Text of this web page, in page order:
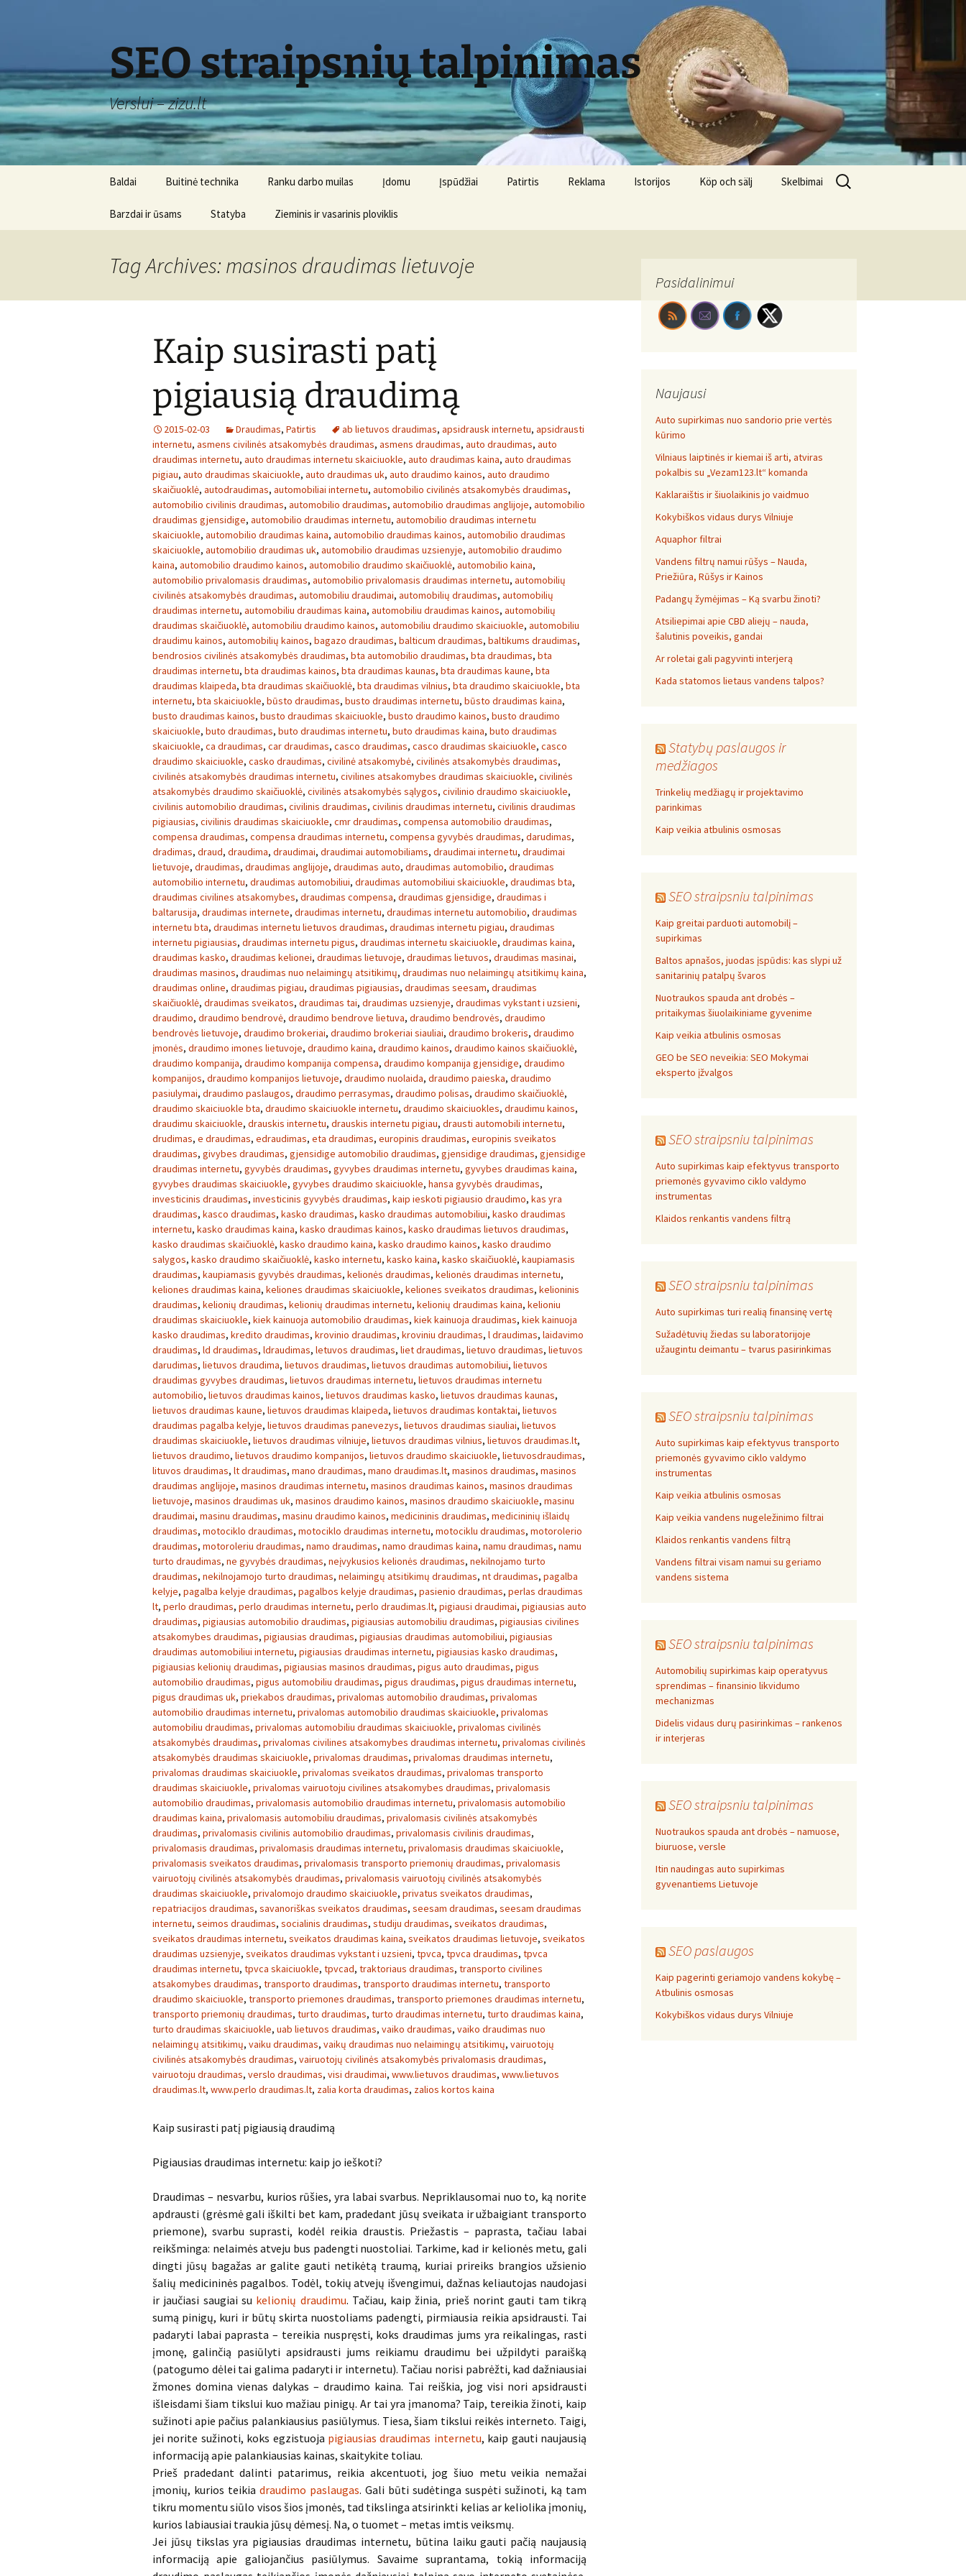
SEO straipsnių talpinimas
Verslui – zizu.lt
Baldai Buitinė technika Ranku darbo muilas Įdomu Įspūdžiai Patirtis Reklama Istorijos Köp och sälj Skelbimai
Barzdai ir ūsams Statyba Zieminis ir vasarinis ploviklis
Search
for:
Tag Archives: masinos draudimas lietuvoje
Kaip susirasti patį
pigiausią draudimą
2015-02-03 Draudimas, Patirtis ab lietuvos draudimas, apsidrausk internetu, apsidrausti
internetu, asmens civilinės atsakomybės draudimas, asmens draudimas, auto draudimas, auto
draudimas internetu, auto draudimas internetu skaiciuokle, auto draudimas kaina, auto draudimas
pigiau, auto draudimas skaiciuokle, auto draudimas uk, auto draudimo kainos, auto draudimo
skaičiuoklė, autodraudimas, automobiliai internetu, automobilio civilinės atsakomybės draudimas,
automobilio civilinis draudimas, automobilio draudimas, automobilio draudimas anglijoje, automobilio
draudimas gjensidige, automobilio draudimas internetu, automobilio draudimas internetu
skaiciuokle, automobilio draudimas kaina, automobilio draudimas kainos, automobilio draudimas
skaiciuokle, automobilio draudimas uk, automobilio draudimas uzsienyje, automobilio draudimo
kaina, automobilio draudimo kainos, automobilio draudimo skaičiuoklė, automobilio kaina,
automobilio privalomasis draudimas, automobilio privalomasis draudimas internetu, automobilių
civilinės atsakomybės draudimas, automobiliu draudimai, automobilių draudimas, automobilių
draudimas internetu, automobiliu draudimas kaina, automobiliu draudimas kainos, automobilių
draudimas skaičiuoklė, automobiliu draudimo kainos, automobiliu draudimo skaiciuokle, automobiliu
draudimu kainos, automobilių kainos, bagazo draudimas, balticum draudimas, baltikums draudimas,
bendrosios civilinės atsakomybės draudimas, bta automobilio draudimas, bta draudimas, bta
draudimas internetu, bta draudimas kainos, bta draudimas kaunas, bta draudimas kaune, bta
draudimas klaipeda, bta draudimas skaičiuoklė, bta draudimas vilnius, bta draudimo skaiciuokle, bta
internetu, bta skaiciuokle, būsto draudimas, busto draudimas internetu, būsto draudimas kaina,
busto draudimas kainos, busto draudimas skaiciuokle, busto draudimo kainos, busto draudimo
skaiciuokle, buto draudimas, buto draudimas internetu, buto draudimas kaina, buto draudimas
skaiciuokle, ca draudimas, car draudimas, casco draudimas, casco draudimas skaiciuokle, casco
draudimo skaiciuokle, casko draudimas, civilinė atsakomybė, civilinės atsakomybės draudimas,
civilinės atsakomybės draudimas internetu, civilines atsakomybes draudimas skaiciuokle, civilinės
atsakomybės draudimo skaičiuoklė, civilinės atsakomybės sąlygos, civilinio draudimo skaiciuokle,
civilinis automobilio draudimas, civilinis draudimas, civilinis draudimas internetu, civilinis draudimas
pigiausias, civilinis draudimas skaiciuokle, cmr draudimas, compensa automobilio draudimas,
compensa draudimas, compensa draudimas internetu, compensa gyvybės draudimas, darudimas,
dradimas, draud, draudima, draudimai, draudimai automobiliams, draudimai internetu, draudimai
lietuvoje, draudimas, draudimas anglijoje, draudimas auto, draudimas automobilio, draudimas
automobilio internetu, draudimas automobiliui, draudimas automobiliui skaiciuokle, draudimas bta,
draudimas civilines atsakomybes, draudimas compensa, draudimas gjensidige, draudimas i
baltarusija, draudimas internete, draudimas internetu, draudimas internetu automobilio, draudimas
internetu bta, draudimas internetu lietuvos draudimas, draudimas internetu pigiau, draudimas
internetu pigiausias, draudimas internetu pigus, draudimas internetu skaiciuokle, draudimas kaina,
draudimas kasko, draudimas kelionei, draudimas lietuvoje, draudimas lietuvos, draudimas masinai,
draudimas masinos, draudimas nuo nelaimingų atsitikimų, draudimas nuo nelaimingų atsitikimų kaina,
draudimas online, draudimas pigiau, draudimas pigiausias, draudimas seesam, draudimas
skaičiuoklė, draudimas sveikatos, draudimas tai, draudimas uzsienyje, draudimas vykstant i uzsieni,
draudimo, draudimo bendrovė, draudimo bendrove lietuva, draudimo bendrovės, draudimo
bendrovės lietuvoje, draudimo brokeriai, draudimo brokeriai siauliai, draudimo brokeris, draudimo
įmonės, draudimo imones lietuvoje, draudimo kaina, draudimo kainos, draudimo kainos skaičiuoklė,
draudimo kompanija, draudimo kompanija compensa, draudimo kompanija gjensidige, draudimo
kompanijos, draudimo kompanijos lietuvoje, draudimo nuolaida, draudimo paieska, draudimo
pasiulymai, draudimo paslaugos, draudimo perrasymas, draudimo polisas, draudimo skaičiuoklė,
draudimo skaiciuokle bta, draudimo skaiciuokle internetu, draudimo skaiciuokles, draudimu kainos,
draudimu skaiciuokle, drauskis internetu, drauskis internetu pigiau, drausti automobili internetu,
drudimas, e draudimas, edraudimas, eta draudimas, europinis draudimas, europinis sveikatos
draudimas, givybes draudimas, gjensidige automobilio draudimas, gjensidige draudimas, gjensidige
draudimas internetu, gyvybės draudimas, gyvybes draudimas internetu, gyvybes draudimas kaina,
gyvybes draudimas skaiciuokle, gyvybes draudimo skaiciuokle, hansa gyvybės draudimas,
investicinis draudimas, investicinis gyvybės draudimas, kaip ieskoti pigiausio draudimo, kas yra
draudimas, kasco draudimas, kasko draudimas, kasko draudimas automobiliui, kasko draudimas
internetu, kasko draudimas kaina, kasko draudimas kainos, kasko draudimas lietuvos draudimas,
kasko draudimas skaičiuoklė, kasko draudimo kaina, kasko draudimo kainos, kasko draudimo
salygos, kasko draudimo skaičiuoklė, kasko internetu, kasko kaina, kasko skaičiuoklė, kaupiamasis
draudimas, kaupiamasis gyvybės draudimas, kelionės draudimas, kelionės draudimas internetu,
keliones draudimas kaina, keliones draudimas skaiciuokle, keliones sveikatos draudimas, kelioninis
draudimas, kelionių draudimas, kelionių draudimas internetu, kelionių draudimas kaina, kelioniu
draudimas skaiciuokle, kiek kainuoja automobilio draudimas, kiek kainuoja draudimas, kiek kainuoja
kasko draudimas, kredito draudimas, krovinio draudimas, kroviniu draudimas, l draudimas, laidavimo
draudimas, ld draudimas, ldraudimas, letuvos draudimas, liet draudimas, lietuvo draudimas, lietuvos
darudimas, lietuvos draudima, lietuvos draudimas, lietuvos draudimas automobiliui, lietuvos
draudimas gyvybes draudimas, lietuvos draudimas internetu, lietuvos draudimas internetu
automobilio, lietuvos draudimas kainos, lietuvos draudimas kasko, lietuvos draudimas kaunas,
lietuvos draudimas kaune, lietuvos draudimas klaipeda, lietuvos draudimas kontaktai, lietuvos
draudimas pagalba kelyje, lietuvos draudimas panevezys, lietuvos draudimas siauliai, lietuvos
draudimas skaiciuokle, lietuvos draudimas vilniuje, lietuvos draudimas vilnius, lietuvos draudimas.lt,
lietuvos draudimo, lietuvos draudimo kompanijos, lietuvos draudimo skaiciuokle, lietuvosdraudimas,
lituvos draudimas, lt draudimas, mano draudimas, mano draudimas.lt, masinos draudimas, masinos
draudimas anglijoje, masinos draudimas internetu, masinos draudimas kainos, masinos draudimas
lietuvoje, masinos draudimas uk, masinos draudimo kainos, masinos draudimo skaiciuokle, masinu
draudimai, masinu draudimas, masinu draudimo kainos, medicininis draudimas, medicininių išlaidų
draudimas, motociklo draudimas, motociklo draudimas internetu, motociklu draudimas, motorolerio
draudimas, motoroleriu draudimas, namo draudimas, namo draudimas kaina, namu draudimas, namu
turto draudimas, ne gyvybės draudimas, neįvykusios kelionės draudimas, nekilnojamo turto
draudimas, nekilnojamojo turto draudimas, nelaimingų atsitikimų draudimas, nt draudimas, pagalba
kelyje, pagalba kelyje draudimas, pagalbos kelyje draudimas, pasienio draudimas, perlas draudimas
lt, perlo draudimas, perlo draudimas internetu, perlo draudimas.lt, pigiausi draudimai, pigiausias auto
draudimas, pigiausias automobilio draudimas, pigiausias automobiliu draudimas, pigiausias civilines
atsakomybes draudimas, pigiausias draudimas, pigiausias draudimas automobiliui, pigiausias
draudimas automobiliui internetu, pigiausias draudimas internetu, pigiausias kasko draudimas,
pigiausias kelionių draudimas, pigiausias masinos draudimas, pigus auto draudimas, pigus
automobilio draudimas, pigus automobiliu draudimas, pigus draudimas, pigus draudimas internetu,
pigus draudimas uk, priekabos draudimas, privalomas automobilio draudimas, privalomas
automobilio draudimas internetu, privalomas automobilio draudimas skaiciuokle, privalomas
automobiliu draudimas, privalomas automobiliu draudimas skaiciuokle, privalomas civilinės
atsakomybės draudimas, privalomas civilines atsakomybes draudimas internetu, privalomas civilinės
atsakomybės draudimas skaiciuokle, privalomas draudimas, privalomas draudimas internetu,
privalomas draudimas skaiciuokle, privalomas sveikatos draudimas, privalomas transporto
draudimas skaiciuokle, privalomas vairuotoju civilines atsakomybes draudimas, privalomasis
automobilio draudimas, privalomasis automobilio draudimas internetu, privalomasis automobilio
draudimas kaina, privalomasis automobiliu draudimas, privalomasis civilinės atsakomybės
draudimas, privalomasis civilinis automobilio draudimas, privalomasis civilinis draudimas,
privalomasis draudimas, privalomasis draudimas internetu, privalomasis draudimas skaiciuokle,
privalomasis sveikatos draudimas, privalomasis transporto priemonių draudimas, privalomasis
vairuotojų civilinės atsakomybės draudimas, privalomasis vairuotojų civilinės atsakomybės
draudimas skaiciuokle, privalomojo draudimo skaiciuokle, privatus sveikatos draudimas,
repatriacijos draudimas, savanoriškas sveikatos draudimas, seesam draudimas, seesam draudimas
internetu, seimos draudimas, socialinis draudimas, studiju draudimas, sveikatos draudimas,
sveikatos draudimas internetu, sveikatos draudimas kaina, sveikatos draudimas lietuvoje, sveikatos
draudimas uzsienyje, sveikatos draudimas vykstant i uzsieni, tpvca, tpvca draudimas, tpvca
draudimas internetu, tpvca skaiciuokle, tpvcad, traktoriaus draudimas, transporto civilines
atsakomybes draudimas, transporto draudimas, transporto draudimas internetu, transporto
draudimo skaiciuokle, transporto priemones draudimas, transporto priemones draudimas internetu,
transporto priemonių draudimas, turto draudimas, turto draudimas internetu, turto draudimas kaina,
turto draudimas skaiciuokle, uab lietuvos draudimas, vaiko draudimas, vaiko draudimas nuo
nelaimingų atsitikimų, vaiku draudimas, vaikų draudimas nuo nelaimingų atsitikimų, vairuotojų
civilinės atsakomybės draudimas, vairuotojų civilinės atsakomybės privalomasis draudimas,
vairuotoju draudimas, verslo draudimas, visi draudimai, www.lietuvos draudimas, www.lietuvos
draudimas.lt, www.perlo draudimas.lt, zalia korta draudimas, zalios kortos kaina
Kaip susirasti patį pigiausią draudimą
Pigiausias draudimas internetu: kaip jo ieškoti?
Draudimas – nesvarbu, kurios rūšies, yra labai svarbus. Nepriklausomai nuo to, ką norite
apdrausti (grėsmė gali iškilti bet kam, pradedant jūsų sveikata ir užbaigiant transporto
priemone), svarbu suprasti, kodėl reikia draustis. Priežastis – paprasta, tačiau labai
reikšminga: nelaimės atveju bus padengti nuostoliai. Tarkime, kad ir kelionės metu, gali
dingti jūsų bagažas ar galite gauti netikėtą traumą, kuriai prireiks brangios užsienio
šalių medicininės pagalbos. Todėl, tokių atvejų išvengimui, dažnas keliautojas naudojasi
ir jaučiasi saugiai su kelionių draudimu. Tačiau, kaip žinia, prieš norint gauti tam tikrą
sumą pinigų, kuri ir būtų skirta nuostoliams padengti, pirmiausia reikia apsidrausti. Tai
padaryti labai paprasta – tereikia nuspręsti, koks draudimas jums yra reikalingas, rasti
įmonę, galinčią pasiūlyti apsidrausti jums reikiamu draudimu bei užpildyti paraišką
(patogumo dėlei tai galima padaryti ir internetu). Tačiau norisi pabrėžti, kad dažniausiai
žmones domina vienas dalykas – draudimo kaina. Tai reiškia, jog visi nori apsidrausti
išleisdami šiam tikslui kuo mažiau pinigų. Ar tai yra įmanoma? Taip, tereikia žinoti, kaip
sužinoti apie pačius palankiausius pasiūlymus. Tiesa, šiam tikslui reikės interneto. Taigi,
jei norite sužinoti, koks egzistuoja pigiausias draudimas internetu, kaip gauti naujausią
informaciją apie palankiausias kainas, skaitykite toliau.
Prieš pradedant dalinti patarimus, reikia akcentuoti, jog šiuo metu veikia nemažai
įmonių, kurios teikia draudimo paslaugas. Gali būti sudėtinga suspėti sužinoti, ką tam
tikru momentu siūlo visos šios įmonės, tad tikslinga atsirinkti kelias ar keliolika įmonių,
kurios labiausiai traukia jūsų dėmesį. Na, o tuomet – metas imtis veiksmų.
Jei jūsų tikslas yra pigiausias draudimas internetu, būtina laiku gauti pačią naujausią
informaciją apie galiojančius pasiūlymus. Savaime suprantama, tokią informaciją
Pasidalinimui
Naujausi
Auto supirkimas nuo sandorio prie vertės
kūrimo
Vilniaus laiptinės ir kiemai iš arti, atviras
pokalbis su „Vezam123.lt“ komanda
Kaklaraištis ir šiuolaikinis jo vaidmuo
Kokybiškos vidaus durys Vilniuje
Aquaphor filtrai
Vandens filtrų namui rūšys – Nauda,
Priežiūra, Rūšys ir Kainos
Padangų žymėjimas – Ką svarbu žinoti?
Atsiliepimai apie CBD aliejų – nauda,
šalutinis poveikis, gandai
Ar roletai gali pagyvinti interjerą
Kada statomos lietaus vandens talpos?
Statybų paslaugos ir
medžiagos
Trinkelių medžiagų ir projektavimo
parinkimas
Kaip veikia atbulinis osmosas
SEO straipsniu talpinimas
Kaip greitai parduoti automobilį –
supirkimas
Baltos apnašos, juodas įspūdis: kas slypi už
sanitarinių patalpų švaros
Nuotraukos spauda ant drobės –
pritaikymas šiuolaikiniame gyvenime
Kaip veikia atbulinis osmosas
GEO be SEO neveikia: SEO Mokymai
eksperto įžvalgos
SEO straipsniu talpinimas
Auto supirkimas kaip efektyvus transporto
priemonės gyvavimo ciklo valdymo
instrumentas
Klaidos renkantis vandens filtrą
SEO straipsniu talpinimas
Auto supirkimas turi realią finansinę vertę
Sužadėtuvių žiedas su laboratorijoje
užaugintu deimantu – tvarus pasirinkimas
SEO straipsniu talpinimas
Auto supirkimas kaip efektyvus transporto
priemonės gyvavimo ciklo valdymo
instrumentas
Kaip veikia atbulinis osmosas
Kaip veikia vandens nugeležinimo filtrai
Klaidos renkantis vandens filtrą
Vandens filtrai visam namui su geriamo
vandens sistema
SEO straipsniu talpinimas
Automobilių supirkimas kaip operatyvus
sprendimas – finansinio likvidumo
mechanizmas
Didelis vidaus durų pasirinkimas – rankenos
ir interjeras
SEO straipsniu talpinimas
Nuotraukos spauda ant drobės – namuose,
biuruose, versle
Itin naudingas auto supirkimas
gyvenantiems Lietuvoje
SEO paslaugos
Kaip pagerinti geriamojo vandens kokybę –
Atbulinis osmosas
Kokybiškos vidaus durys Vilniuje